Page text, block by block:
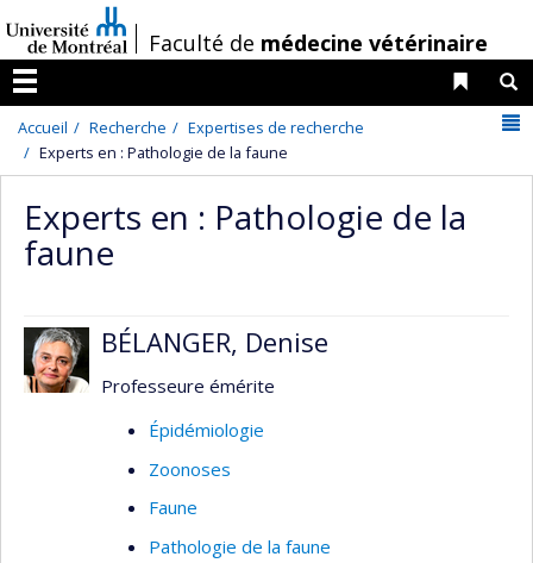
au
contenu
/Faculté de médecine vétérinaire
Menu
Liens
Accueil Recherche
Expertises de recherche
Experts en : Pathologie de la faune
Experts en : Pathologie de la
faune
BÉLANGER, Denise
Professeure émérite
Épidémiologie
Zoonoses
Faune
Pathologie de la faune